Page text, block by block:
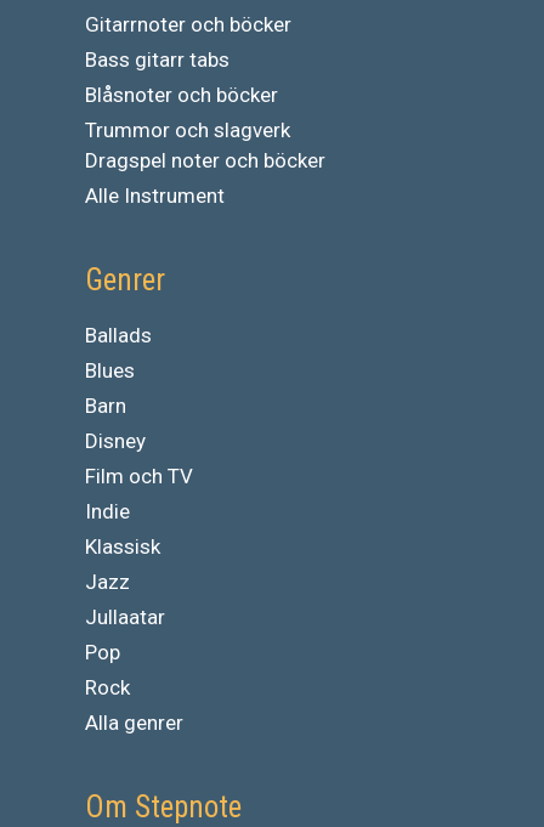
Gitarrnoter och böcker
Bass gitarr tabs
Blåsnoter och böcker
Trummor och slagverk
Dragspel noter och böcker
Alle Instrument
Genrer
Ballads
Blues
Barn
Disney
Film och TV
Indie
Klassisk
Jazz
Jullaatar
Pop
Rock
Alla genrer
Om Stepnote